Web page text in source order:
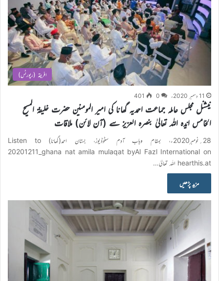
افریقہ (رپورٹس)
11 دسمبر 2020ء 0
401
نیشنل مجلس عاملہ جماعت احمدیہ گھانا کی امیر المومنین حضرت خلیفۃ المسیح
الخامس ایّدہ اللہ تعالیٰ بنصرہ العزیز سے (آن لائن) ملاقات
28؍نومبر2020ء، بمقام وہاب آدم سٹوڈیوز، بستان احمد(گھانا) Listen to
20201211_ghana nat amila mulaqat byAl Fazl International on
hearthis.at اللہ تعالیٰ…
مزید پڑھیں